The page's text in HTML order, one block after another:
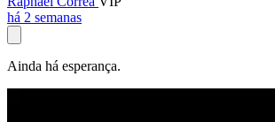
há 2 semanas
Ainda há esperança.